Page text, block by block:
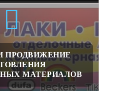
ПРОДВИЖЕНИЕ
МАТЕРИАЛОВ